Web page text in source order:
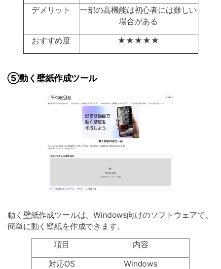
デメリット
一部の高機能は初心者には難しい
場合がある
おすすめ度
★★★★★
⑤動く壁紙作成ツール
動く壁紙作成ツールは、Windows向けのソフトウェアで、
簡単に動く壁紙を作成できます。
項目
内容
対応OS
Windows